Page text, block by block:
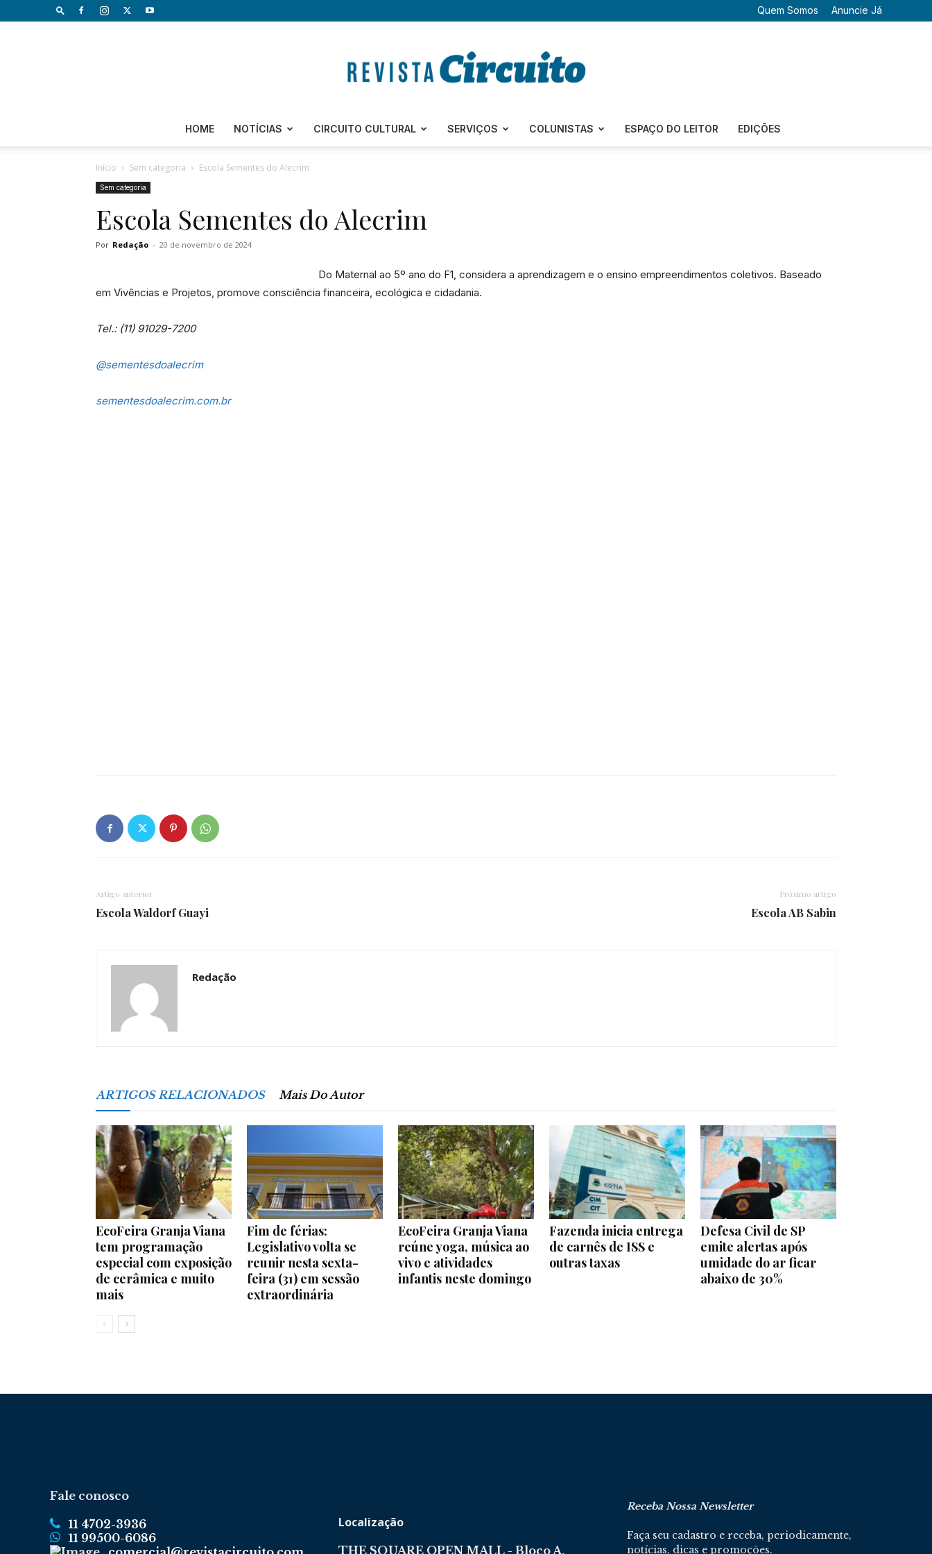
Quem Somos Anuncie Já
Revista
HOME NOTÍCIAS CIRCUITO CULTURAL SERVIÇOS COLUNISTAS ESPAÇO DO LEITOR EDIÇÕES
Início Sem categoria Escola Sementes do Alecrim
Sem categoria
Escola Sementes do Alecrim
Por Redação - 20 de novembro de 2024
Do Maternal ao 5º ano do F1, considera a aprendizagem e o ensino empreendimentos coletivos. Baseado
em Vivências e Projetos, promove consciência financeira, ecológica e cidadania.
Tel.: (11) 91029-7200
@sementesdoalecrim
sementesdoalecrim.com.br
Artigo anterior
Escola Waldorf Guayi
Próximo artigo
Escola AB Sabin
Redação
ARTIGOS RELACIONADOS Mais Do Autor
EcoFeira Granja Viana
tem programação
especial com exposição
de cerâmica e muito
mais
Fim de férias:
Legislativo volta se
reunir nesta sexta-
feira (31) em sessão
extraordinária
EcoFeira Granja Viana
reúne yoga, música ao
vivo e atividades
infantis neste domingo
Fazenda inicia entrega
de carnês de ISS e
outras taxas
Defesa Civil de SP
emite alertas após
umidade do ar ficar
abaixo de 30%
Fale conosco
11 4702-3936
11 99500-6086
Localização
THE SQUARE OPEN MALL - Bloco A,
Receba Nossa Newsletter
Faça seu cadastro e receba, periodicamente,
notícias, dicas e promoções.